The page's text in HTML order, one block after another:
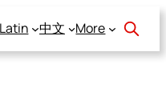
Latin 中文 More